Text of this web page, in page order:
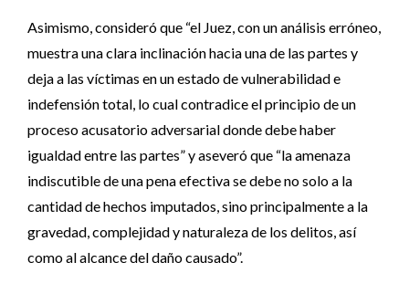
Asimismo, consideró que “el Juez, con un análisis erróneo,
muestra una clara inclinación hacia una de las partes y
deja a las víctimas en un estado de vulnerabilidad e
indefensión total, lo cual contradice el principio de un
proceso acusatorio adversarial donde debe haber
igualdad entre las partes” y aseveró que “la amenaza
indiscutible de una pena efectiva se debe no solo a la
cantidad de hechos imputados, sino principalmente a la
gravedad, complejidad y naturaleza de los delitos, así
como al alcance del daño causado”.